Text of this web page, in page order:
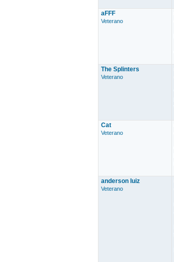
aFFF
Veterano
The Splinters
Veterano
Cat
Veterano
anderson luiz
Veterano